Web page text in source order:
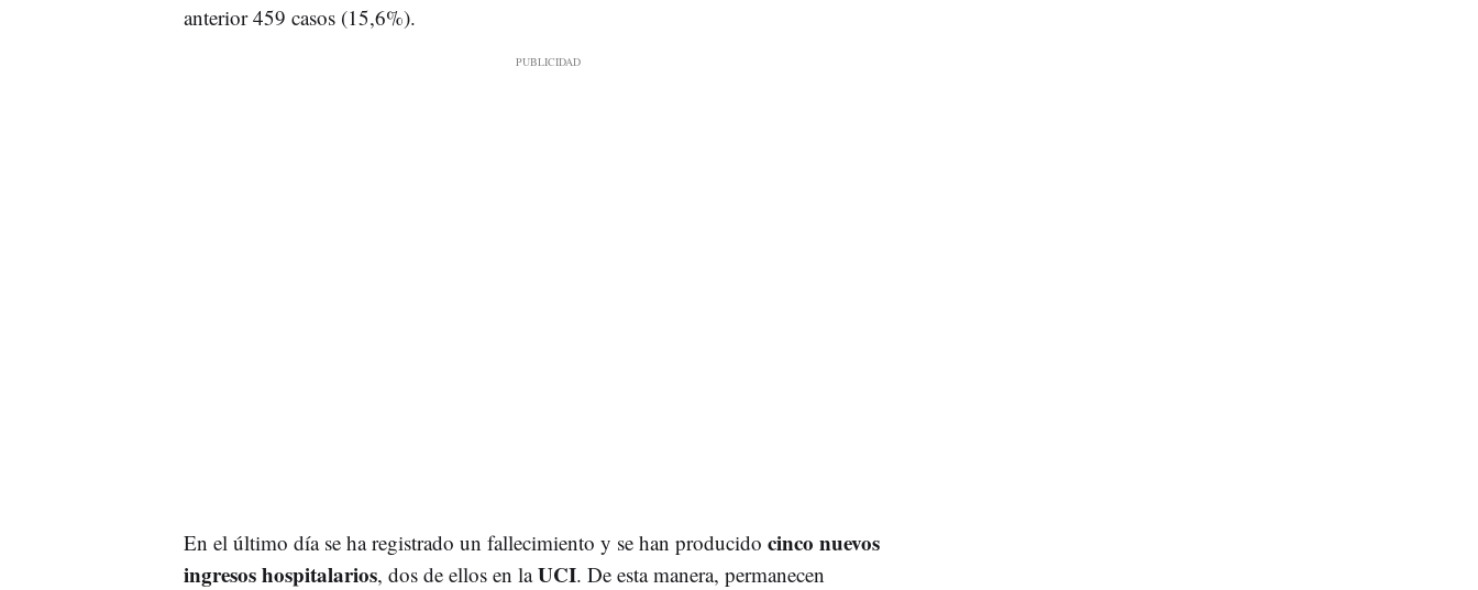
anterior 459 casos (15,6%).
En el último día se ha registrado un fallecimiento y se han producido cinco nuevos
ingresos hospitalarios, dos de ellos en laUCI. De esta manera, permanecen